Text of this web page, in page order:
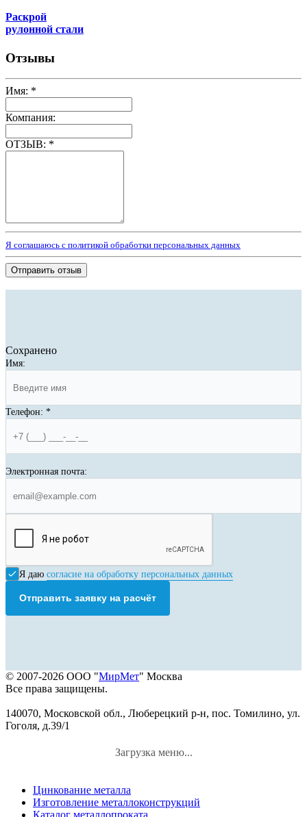
Раскрой
рулонной стали
Отзывы
Имя: *
Компания:
ОТЗЫВ: *
Я соглашаюсь с политикой обработки персональных данных
Отправить отзыв
Сохранено
Имя:
Телефон: *
Электронная почта:
Я даю согласие на обработку персональных данных
Отправить заявку на расчёт
© 2007-2026 ООО "МирМет" Москва
Все права защищены.
140070, Московской обл., Люберецкий р-н, пос. Томилино, ул.
Гоголя, д.39/1
Загрузка меню...
Цинкование металла
Изготовление металлоконструкций